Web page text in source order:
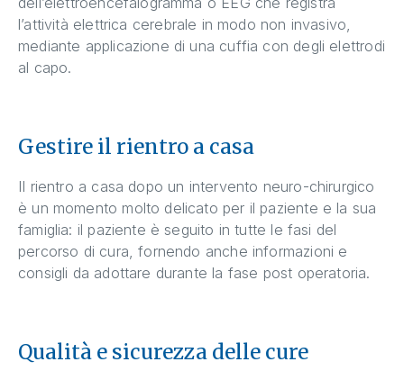
l’attività elettrica cerebrale in modo non invasivo,
mediante applicazione di una cuffia con degli elettrodi
al capo.
Gestire il rientro a casa
Il rientro a casa dopo un intervento neuro-chirurgico
è un momento molto delicato per il paziente e la sua
famiglia: il paziente è seguito in tutte le fasi del
percorso di cura, fornendo anche informazioni e
consigli da adottare durante la fase post operatoria.
Qualità e sicurezza delle cure